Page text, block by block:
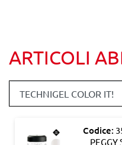
ARTICOLI
TECHNIGEL COLOR IT!
Codice:
PEGGY